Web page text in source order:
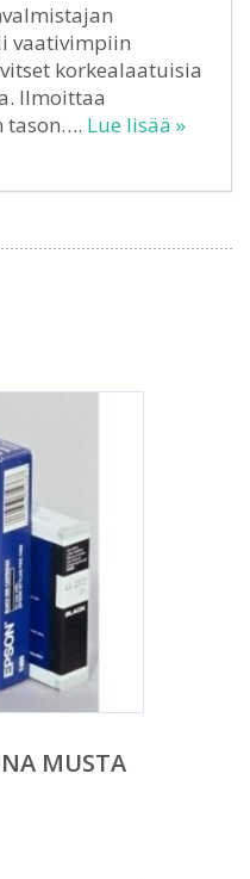
vaativimpiin
korkealaatuisia
Ilmoittaa
tason…. Lue lisää »
MUSTA